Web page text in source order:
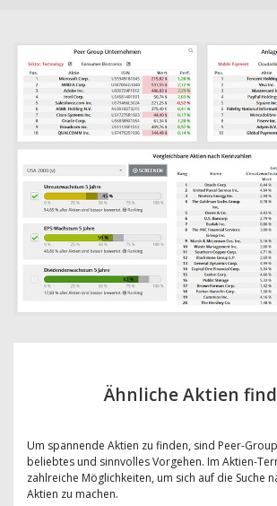
Ähnliche Aktien
Um spannende Aktien zu finden, sind Peer-
beliebtes und sinnvolles Vorgehen. Im Aktien-
zahlreiche Möglichkeiten, um sich auf die Suche
Aktien zu machen.